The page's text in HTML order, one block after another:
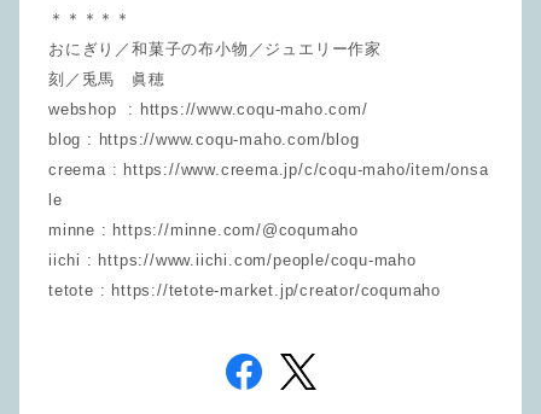
＊＊＊＊＊
おにぎり／和菓子の布小物／ジュエリー作家
刻／兎馬 眞穂
webshop : https://www.coqu-maho.com/
blog : https://www.coqu-maho.com/blog
creema : https://www.creema.jp/c/coqu-maho/item/onsa
le
minne : https://minne.com/@coqumaho
iichi : https://www.iichi.com/people/coqu-maho
tetote : https://tetote-market.jp/creator/coqumaho